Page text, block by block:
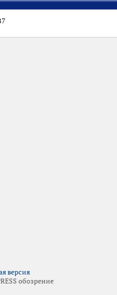
версия
обозрение